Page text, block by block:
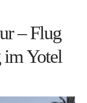
– Flug
im Yotel